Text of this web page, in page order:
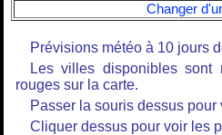
Changer
Prévisions météo à 10 jours
Les villes disponibles sont
rouges sur la carte.
Passer la souris dessus
Cliquer dessus pour voir les